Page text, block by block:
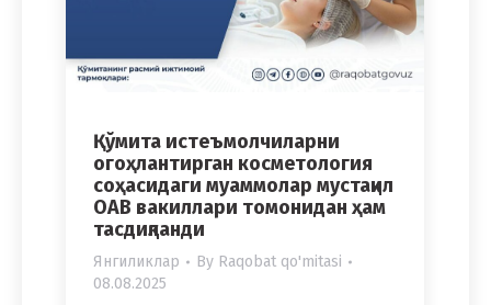
Қўмита истеъмолчиларни
огоҳлантирган косметология
соҳасидаги муаммолар мустақил
ОАВ вакиллари томонидан ҳам
тасдиқланди
Янгиликлар By Raqobat qo'mitasi
08.08.2025